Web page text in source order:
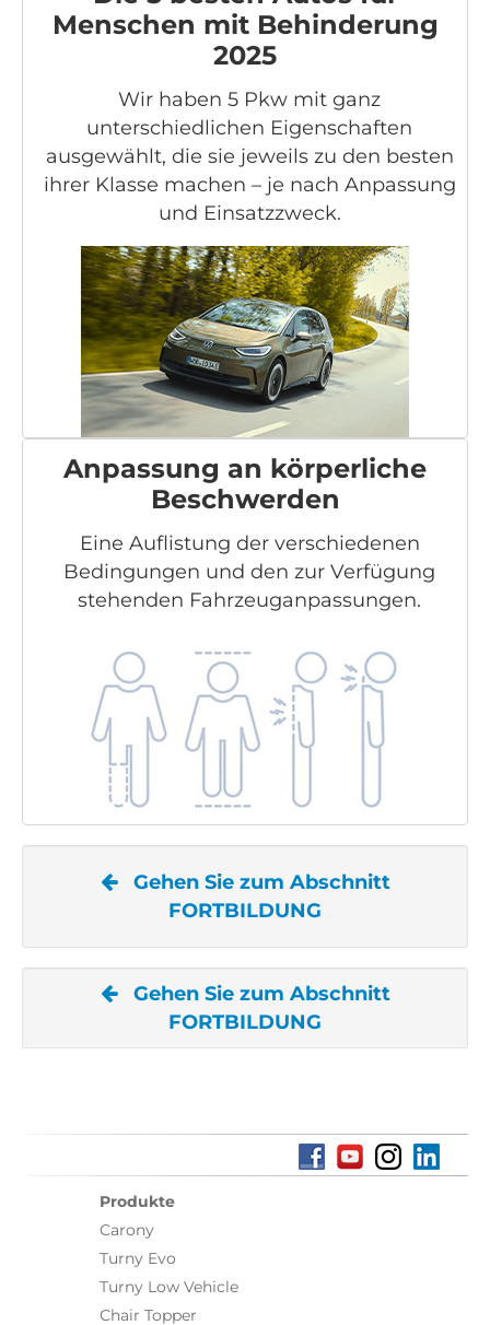
Menschen mit Behinderung
2025
Wir haben 5 Pkw mit ganz
unterschiedlichen Eigenschaften
ausgewählt, die sie jeweils zu den besten
ihrer Klasse machen – je nach Anpassung
und Einsatzzweck.
Anpassung an körperliche
Beschwerden
Eine Auflistung der verschiedenen
Bedingungen und den zur Verfügung
stehenden Fahrzeuganpassungen.
Gehen Sie zum Abschnitt
FORTBILDUNG
Gehen Sie zum Abschnitt
FORTBILDUNG
Produkte
Carony
Turny Evo
Turny Low Vehicle
Chair Topper